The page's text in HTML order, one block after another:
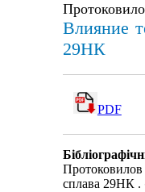
Влияние
29НК
PDF
сплава 29НК .